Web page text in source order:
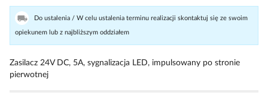
Do ustalenia / W celu ustalenia terminu realizacji skontaktuj się ze swoim
opiekunem lub z najbliższym oddziałem
Zasilacz 24V DC, 5A, sygnalizacja LED, impulsowany po stronie
pierwotnej